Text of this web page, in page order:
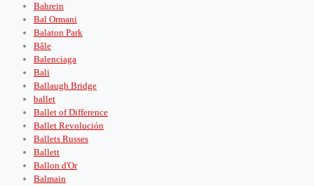
Bahrein
Bal Ormani
Balaton Park
Bâle
Balenciaga
Bali
Ballaugh Bridge
ballet
Ballet of Difference
Ballet Revolución
Ballets Russes
Ballett
Ballon d'Or
Balmain